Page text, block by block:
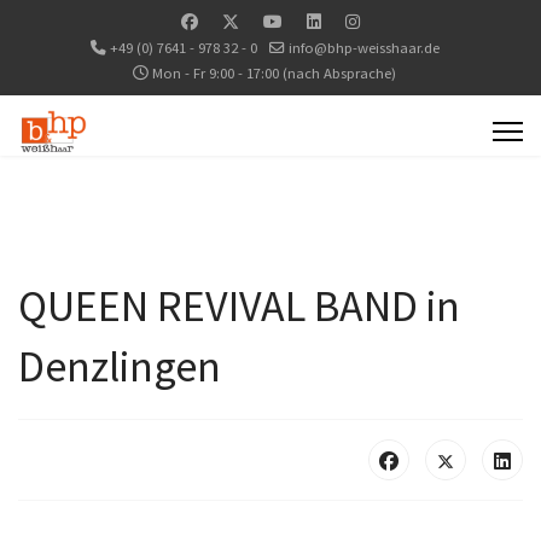
+49 (0) 7641 - 978 32 - 0
info@bhp-weisshaar.de
Mon - Fr 9:00 - 17:00 (nach Absprache)
QUEEN REVIVAL BAND in
Denzlingen